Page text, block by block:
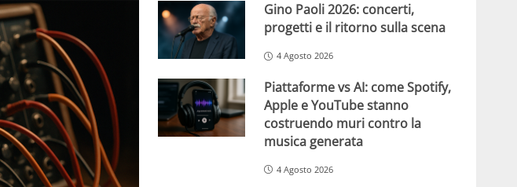
Gino Paoli 2026: concerti,
progetti e il ritorno sulla scena
4 Agosto 2026
Piattaforme vs AI: come Spotify,
Apple e YouTube stanno
costruendo muri contro la
musica generata
4 Agosto 2026